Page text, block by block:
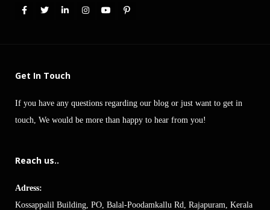
Get In Touch
If you have any questions regarding our blog or just want to get in
touch, We would be more than happy to hear from you!
Reach us..
Adress:
Kossappalil Building, PO, Balal-Poodamkallu Rd, Rajapuram, Kerala